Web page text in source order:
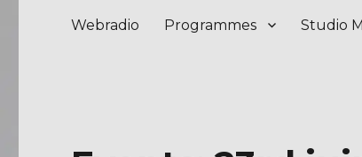
Webradio Programmes Studio